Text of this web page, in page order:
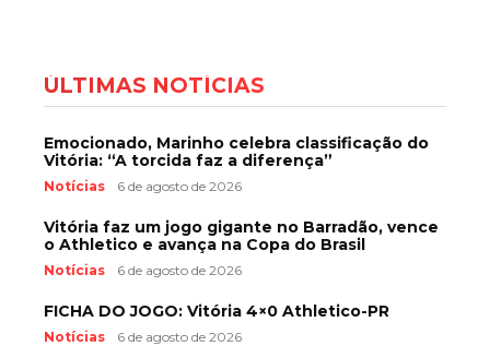
ÚLTIMAS NOTÍCIAS
Emocionado, Marinho celebra classificação do
Vitória: “A torcida faz a diferença”
Notícias 6 de agosto de 2026
Vitória faz um jogo gigante no Barradão, vence
o Athletico e avança na Copa do Brasil
Notícias 6 de agosto de 2026
FICHA DO JOGO: Vitória 4×0 Athletico-PR
Notícias 6 de agosto de 2026